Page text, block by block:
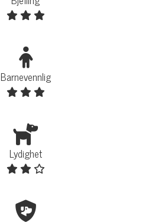
Barnevennlig
Lydighet